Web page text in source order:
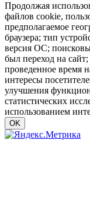
Продолжая
файлов cookie,
предполагаемое
браузера; тип
версия ОС;
был переход на
проведенное время
интересы
улучшения
статистических
использованием
OK